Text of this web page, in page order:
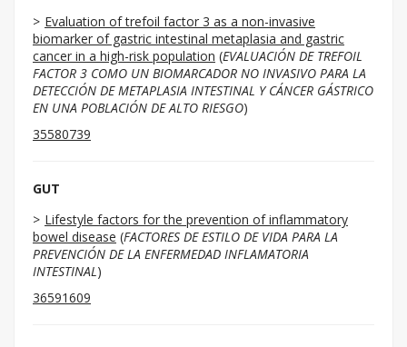
Evaluation of trefoil factor 3 as a non-invasive
biomarker of gastric intestinal metaplasia and gastric
cancer in a high-risk population (EVALUACIÓN DE TREFOIL
FACTOR 3 COMO UN BIOMARCADOR NO INVASIVO PARA LA
DETECCIÓN DE METAPLASIA INTESTINAL Y CÁNCER GÁSTRICO
EN UNA POBLACIÓN DE ALTO RIESGO)
35580739
GUT
Lifestyle factors for the prevention of inflammatory
bowel disease (FACTORES DE ESTILO DE VIDA PARA LA
PREVENCIÓN DE LA ENFERMEDAD INFLAMATORIA
INTESTINAL)
36591609